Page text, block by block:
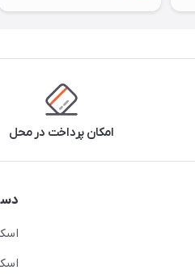
امکان پرداخت در محل